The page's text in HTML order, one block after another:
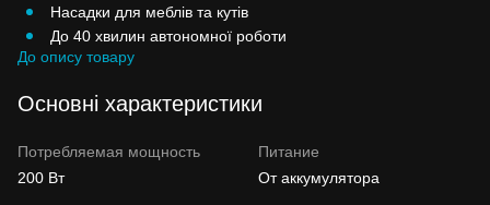
Насадки для меблів та кутів
До 40 хвилин автономної роботи
До опису товару
Основні характеристики
Потребляемая мощность
200 Вт
Питание
От аккумулятора